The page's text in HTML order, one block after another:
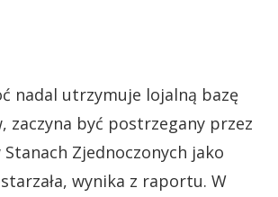
nadal utrzymuje lojalną bazę
zaczyna być postrzegany przez
Zjednoczonych jako
wynika z raportu. W